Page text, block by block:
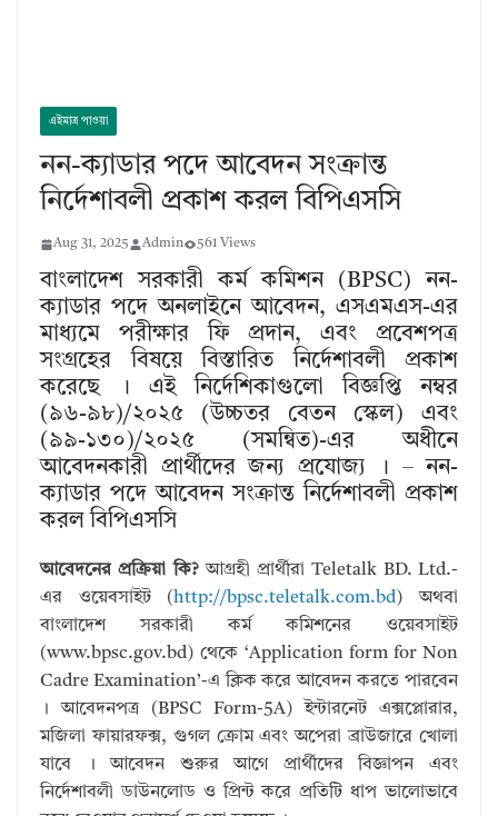
এইমাত্র পাওয়া
নন-ক্যাডার পদে আবেদন সংক্রান্ত
নির্দেশাবলী প্রকাশ করল বিপিএসসি
Aug 31, 2025 Admin 561 Views
বাংলাদেশ সরকারী কর্ম কমিশন (BPSC) নন-
ক্যাডার পদে অনলাইনে আবেদন, এসএমএস-এর
মাধ্যমে পরীক্ষার ফি প্রদান, এবং প্রবেশপত্র
সংগ্রহের বিষয়ে বিস্তারিত নির্দেশাবলী প্রকাশ
করেছে । এই নির্দেশিকাগুলো বিজ্ঞপ্তি নম্বর
(৯৬-৯৮)/২০২৫ (উচ্চতর বেতন স্কেল) এবং
(৯৯-১৩০)/২০২৫ (সমন্বিত)-এর অধীনে
আবেদনকারী প্রার্থীদের জন্য প্রযোজ্য । – নন-
ক্যাডার পদে আবেদন সংক্রান্ত নির্দেশাবলী প্রকাশ
করল বিপিএসসি
আবেদনের প্রক্রিয়া কি?আগ্রহী প্রার্থীরা Teletalk BD. Ltd.-
এর ওয়েবসাইট (http://bpsc.teletalk.com.bd) অথবা
বাংলাদেশ সরকারী কর্ম কমিশনের ওয়েবসাইট
(www.bpsc.gov.bd) থেকে ‘Application form for Non
Cadre Examination’-এ ক্লিক করে আবেদন করতে পারবেন
। আবেদনপত্র (BPSC Form-5A) ইন্টারনেট এক্সপ্লোরার,
মজিলা ফায়ারফক্স, গুগল ক্রোম এবং অপেরা ব্রাউজারে খোলা
যাবে । আবেদন শুরুর আগে প্রার্থীদের বিজ্ঞাপন এবং
নির্দেশাবলী ডাউনলোড ও প্রিন্ট করে প্রতিটি ধাপ ভালোভাবে